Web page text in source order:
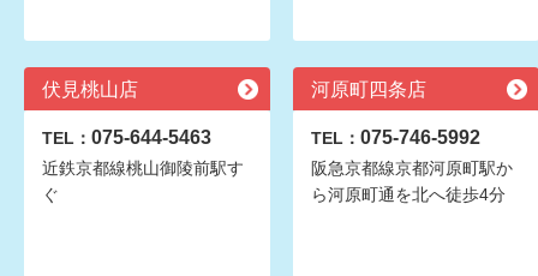
伏見桃山店
TEL： 075-644-5463
近鉄京都線桃山御陵前駅す
ぐ
河原町四条店
TEL： 075-746-5992
阪急京都線京都河原町駅か
ら河原町通を北へ徒歩4分